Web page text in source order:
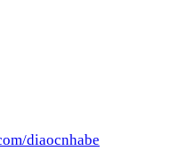
diaocnhabe